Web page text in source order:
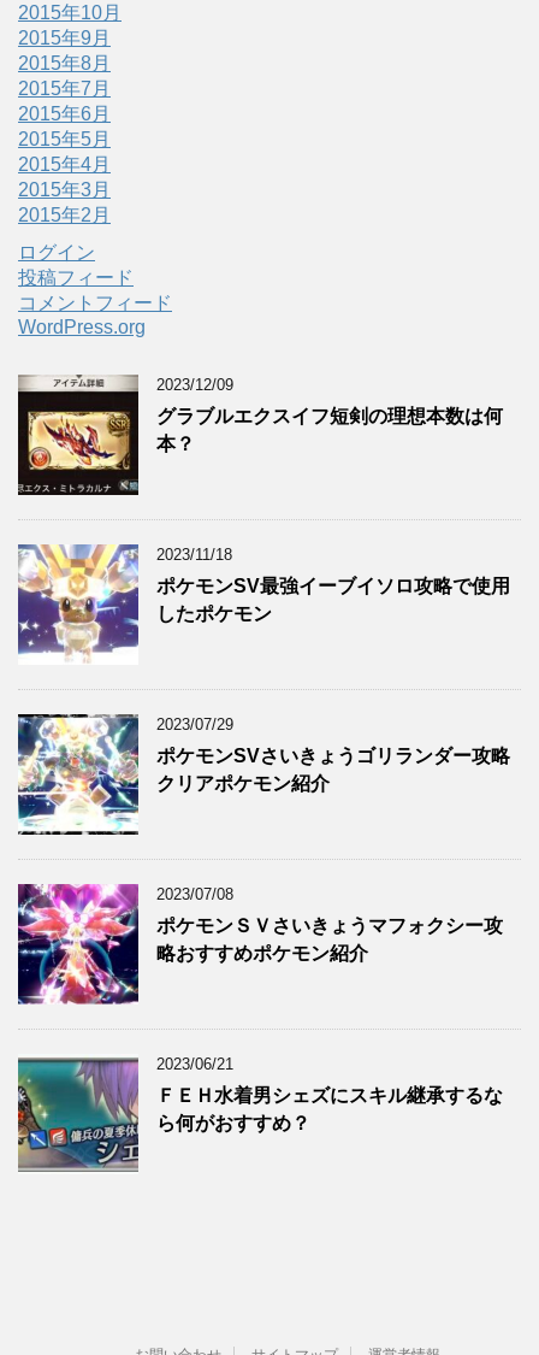
2015年10月
2015年9月
2015年8月
2015年7月
2015年6月
2015年5月
2015年4月
2015年3月
2015年2月
ログイン
投稿フィード
コメントフィード
WordPress.org
2023/12/09
グラブルエクスイフ短剣の理想本数は何
本？
2023/11/18
ポケモンSV最強イーブイソロ攻略で使用
したポケモン
2023/07/29
ポケモンSVさいきょうゴリランダー攻略
クリアポケモン紹介
2023/07/08
ポケモンＳＶさいきょうマフォクシー攻
略おすすめポケモン紹介
2023/06/21
ＦＥＨ水着男シェズにスキル継承するな
ら何がおすすめ？